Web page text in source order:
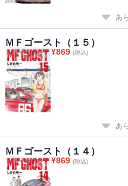
あ
ＭＦゴースト（１５）
¥869 (税込)
あ
ＭＦゴースト（１４）
¥869 (税込)